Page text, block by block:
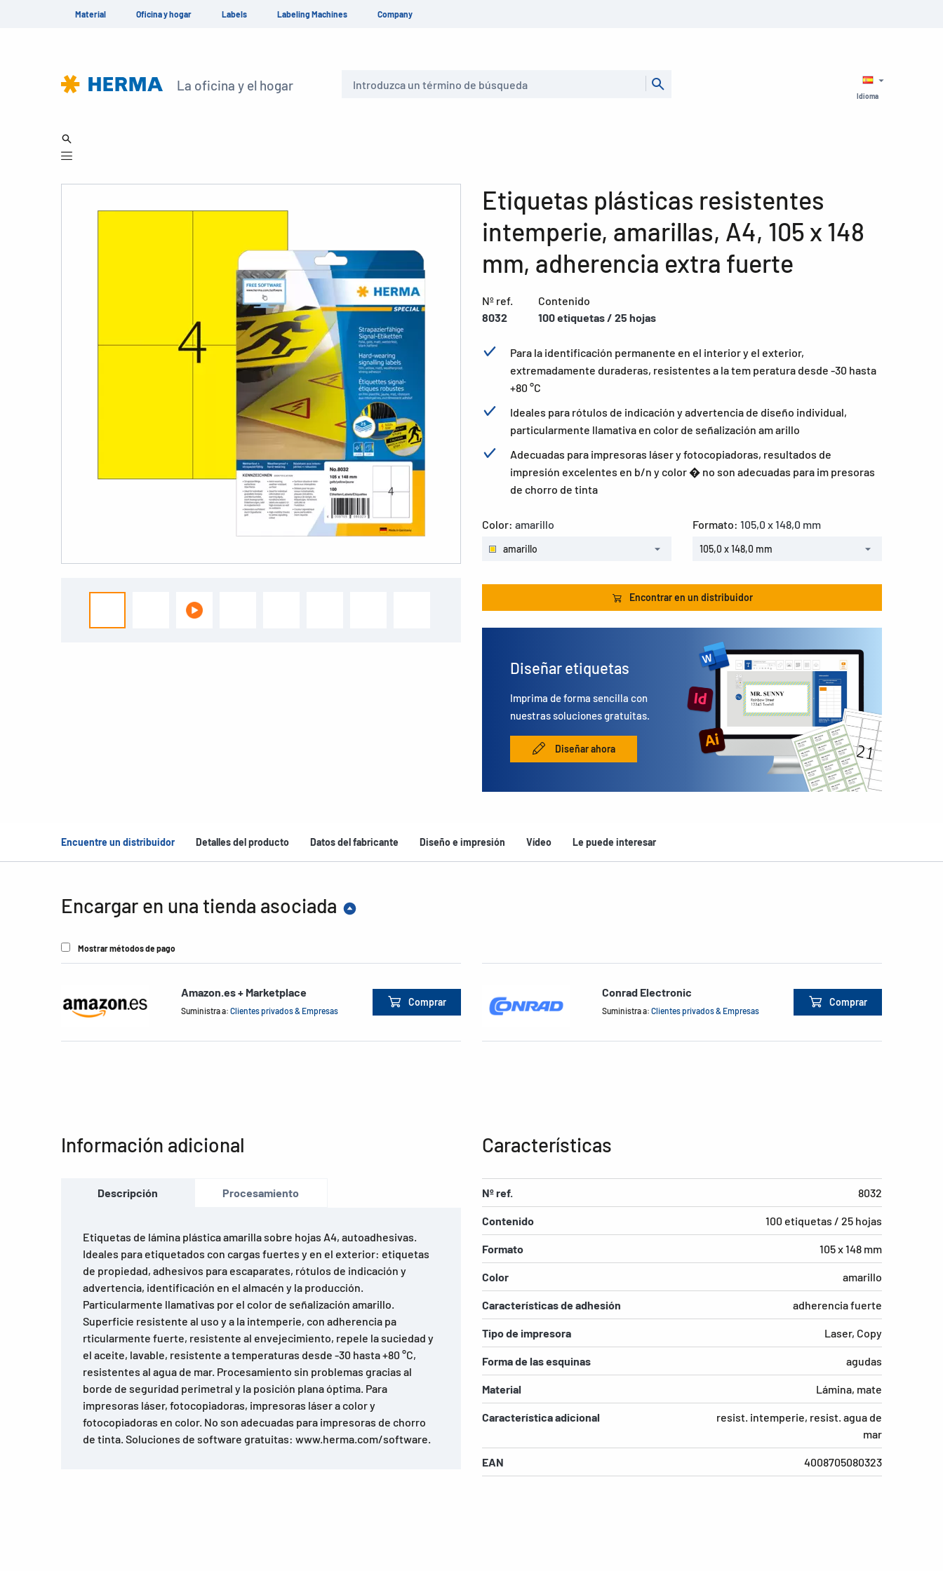
Material Oficina y hogar Labels Labeling Machines Company
La oficina y el hogar
Idioma
Etiquetas plásticas resistentes
intemperie, amarillas, A4, 105 x 148
mm, adherencia extra fuerte
Nº ref.
8032
Contenido
100 etiquetas / 25 hojas
Para la identificación permanente en el interior y el exterior,
extremadamente duraderas, resistentes a la tem peratura desde -30 hasta
+80 °C
Ideales para rótulos de indicación y advertencia de diseño individual,
particularmente llamativa en color de señalización am arillo
Adecuadas para impresoras láser y fotocopiadoras, resultados de
impresión excelentes en b/n y color � no son adecuadas para im presoras
de chorro de tinta
Color: amarillo
amarillo
Formato: 105,0 x 148,0 mm
105,0 x 148,0 mm
Encontrar en un distribuidor
Diseñar etiquetas
Imprima de forma sencilla con
nuestras soluciones gratuitas.
Diseñar ahora
Encuentre un distribuidor Detalles del producto Datos del fabricante Diseño e impresión Vídeo Le puede interesar
Encargar en una tienda asociada
Mostrar métodos de pago
Amazon.es + Marketplace
Suministra a: Clientes privados & Empresas
Comprar
Conrad Electronic
Suministra a: Clientes privados & Empresas
Comprar
Información adicional
Descripción Procesamiento
Etiquetas de lámina plástica amarilla sobre hojas A4, autoadhesivas.
Ideales para etiquetados con cargas fuertes y en el exterior: etiquetas
de propiedad, adhesivos para escaparates, rótulos de indicación y
advertencia, identificación en el almacén y la producción.
Particularmente llamativas por el color de señalización amarillo.
Superficie resistente al uso y a la intemperie, con adherencia pa
rticularmente fuerte, resistente al envejecimiento, repele la suciedad y
el aceite, lavable, resistente a temperaturas desde -30 hasta +80 °C,
resistentes al agua de mar. Procesamiento sin problemas gracias al
borde de seguridad perimetral y la posición plana óptima. Para
impresoras láser, fotocopiadoras, impresoras láser a color y
fotocopiadoras en color. No son adecuadas para impresoras de chorro
de tinta. Soluciones de software gratuitas: www.herma.com/software.
Características
Nº ref. 8032
Contenido 100 etiquetas / 25 hojas
Formato 105 x 148 mm
Color amarillo
Características de adhesión adherencia fuerte
Tipo de impresora Laser, Copy
Forma de las esquinas agudas
Material Lámina, mate
Característica adicional
resist. intemperie, resist. agua de
mar
EAN 4008705080323